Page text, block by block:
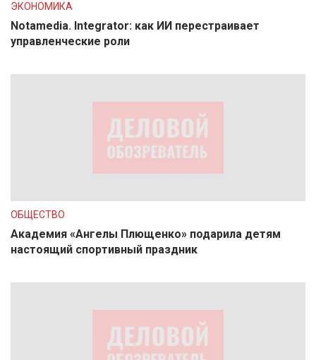
ЭКОНОМИКА
Notamedia. Integrator: как ИИ перестраивает
управленческие роли
ОБЩЕСТВО
Академия «Ангелы Плющенко» подарила детям
настоящий спортивный праздник